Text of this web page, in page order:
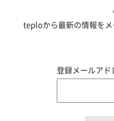
teploから最新の情報を
登録メールアド